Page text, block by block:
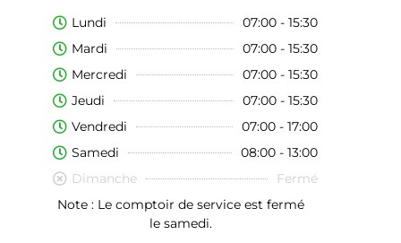
Lundi
07:00 - 15:30
Mardi
07:00 - 15:30
Mercredi
07:00 - 15:30
Jeudi
07:00 - 15:30
Vendredi
07:00 - 17:00
Samedi
08:00 - 13:00
Dimanche
Fermé
Note : Le comptoir de service est fermé
le samedi.